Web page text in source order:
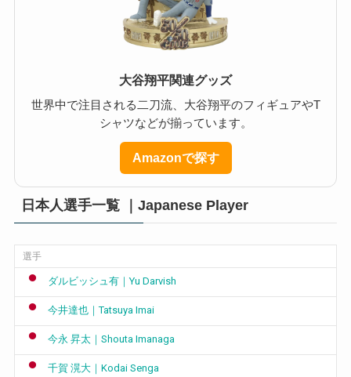
大谷翔平関連グッズ
世界中で注目される二刀流、大谷翔平のフィギュアやT
シャツなどが揃っています。
Amazonで探す
日本人選手一覧 ｜Japanese Player
選手
ダルビッシュ有｜Yu Darvish
今井達也｜Tatsuya Imai
今永 昇太｜Shouta Imanaga
千賀 滉大｜Kodai Senga